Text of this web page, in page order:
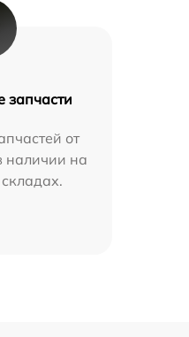
запчасти
от
наличии на